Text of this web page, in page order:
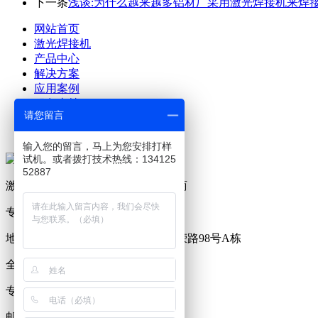
下一条浅谈:为什么越来越多铝材厂采用激光焊接机来焊
网站首页
激光焊接机
产品中心
解决方案
应用案例
关于澜速
联系澜速
激光设备及生产工艺解决方案提供商
专业研发、制造激光焊接机19年
地址：广东省东莞市塘厦镇林村西荣路98号A栋
全国服务热线：0769-81221176
专员服务热线：13412552887
请您留言
输入您的留言，马上为您安排打样
试机。或者拨打技术热线：134125
52887